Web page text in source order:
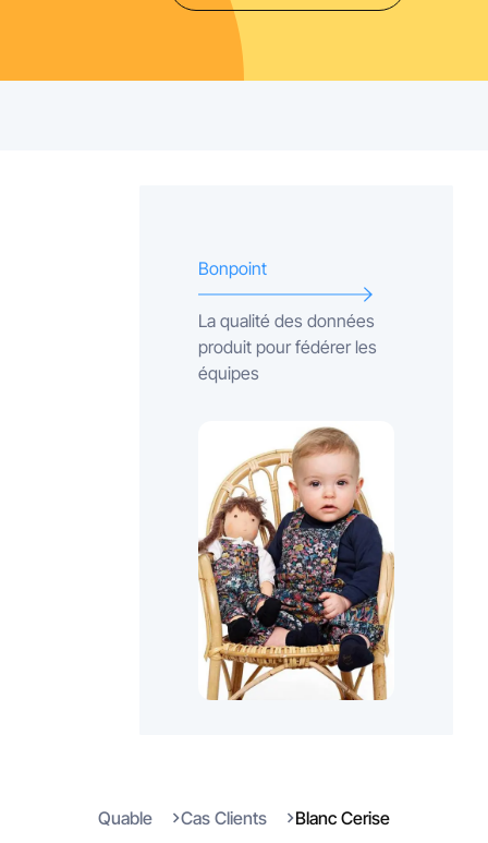
Bonpoint
La qualité des données
produit pour fédérer les
équipes
Quable Cas Clients Blanc Cerise